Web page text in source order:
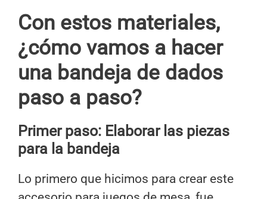
Con estos materiales,
¿cómo vamos a hacer
una bandeja de dados
paso a paso?
Primer paso: Elaborar las piezas
para la bandeja
Lo primero que hicimos para crear este